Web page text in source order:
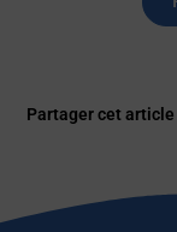
Partager cet article